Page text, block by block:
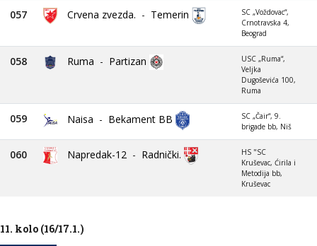
057 Crvena zvezda. - Temerin
SC „Voždovac“,
Crnotravska 4,
Beograd
058 Ruma - Partizan
USC „Ruma“,
Veljka
Dugoševića 100,
Ruma
059 Naisa - Bekament BB
SC „Čair“, 9.
brigade bb, Niš
060 Napredak-12 - Radnički.
HS "SC
Kruševac, Ćirila i
Metodija bb,
Kruševac
11. kolo (16/17.1.)